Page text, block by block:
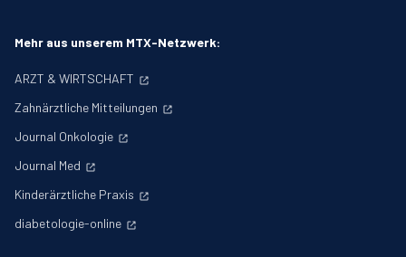
Mehr aus unserem MTX-Netzwerk:
ARZT & WIRTSCHAFT
Zahnärztliche Mitteilungen
Journal Onkologie
Journal Med
Kinderärztliche Praxis
diabetologie-online